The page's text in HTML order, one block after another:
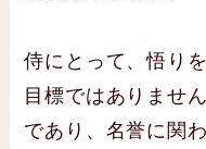
侍にとって、悟り
目標ではありませ
であり、名誉に関